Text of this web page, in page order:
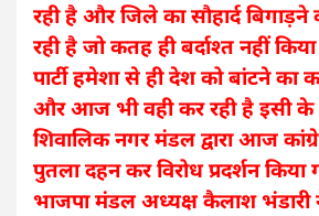
रही है और जिले का सौहार्द
रही है जो कतह ही बर्दाश्त नहीं
पार्टी हमेशा से ही देश को बांटने का
और आज भी वही कर रही है इसी के
शिवालिक नगर मंडल द्वारा आज
पुतला दहन कर विरोध प्रदर्शन किया
भाजपा मंडल अध्यक्ष कैलाश भंडारी